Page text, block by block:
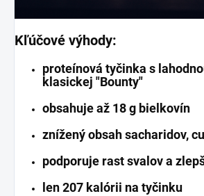
Kľúčové výhody:
proteínová tyčinka s
klasickej "Bounty"
obsahuje až 18 g bielkovín
znížený obsah sacharidov,
podporuje rast svalov a
len 207 kalórii na tyčinku